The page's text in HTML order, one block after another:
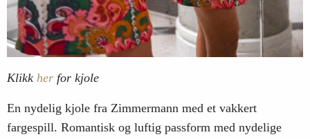
Klikk her for kjole
En nydelig kjole fra Zimmermann med et vakkert
fargespill. Romantisk og luftig passform med nydelige